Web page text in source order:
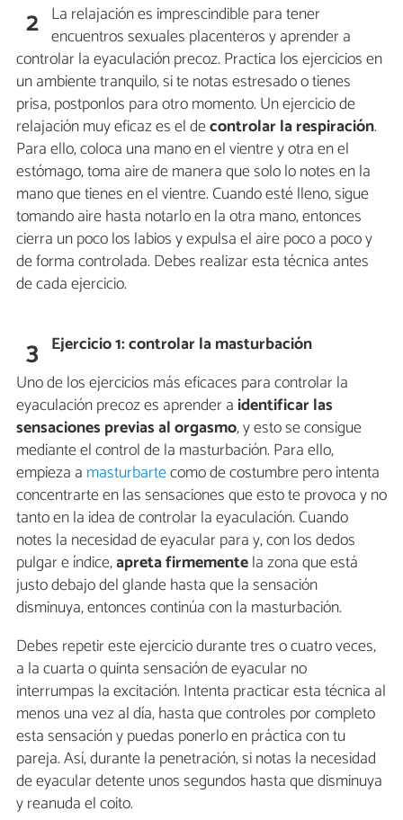
2 La relajación es imprescindible para tener
encuentros sexuales placenteros y aprender a
controlar la eyaculación precoz. Practica los ejercicios en
un ambiente tranquilo, si te notas estresado o tienes
prisa, postponlos para otro momento. Un ejercicio de
relajación muy eficaz es el decontrolar la respiración.
Para ello, coloca una mano en el vientre y otra en el
estómago, toma aire de manera que solo lo notes en la
mano que tienes en el vientre. Cuando esté lleno, sigue
tomando aire hasta notarlo en la otra mano, entonces
cierra un poco los labios y expulsa el aire poco a poco y
de forma controlada. Debes realizar esta técnica antes
de cada ejercicio.
3 Ejercicio 1: controlar la masturbación
Uno de los ejercicios más eficaces para controlar la
eyaculación precoz es aprender a identificar las
sensaciones previas al orgasmo, y esto se consigue
mediante el control de la masturbación. Para ello,
empieza a masturbartecomo de costumbre pero intenta
concentrarte en las sensaciones que esto te provoca y no
tanto en la idea de controlar la eyaculación. Cuando
notes la necesidad de eyacular para y, con los dedos
pulgar e índice,apreta firmementela zona que está
justo debajo del glande hasta que la sensación
disminuya, entonces continúa con la masturbación.
Debes repetir este ejercicio durante tres o cuatro veces,
a la cuarta o quinta sensación de eyacular no
interrumpas la excitación. Intenta practicar esta técnica al
menos una vez al día, hasta que controles por completo
esta sensación y puedas ponerlo en práctica con tu
pareja. Así, durante la penetración, si notas la necesidad
de eyacular detente unos segundos hasta que disminuya
y reanuda el coito.